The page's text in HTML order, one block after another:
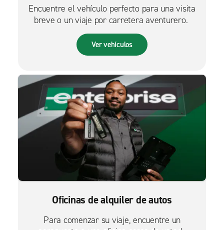
Encuentre el vehículo perfecto para una visita
breve o un viaje por carretera aventurero.
Ver vehículos
Oficinas de alquiler de autos
Para comenzar su viaje, encuentre un